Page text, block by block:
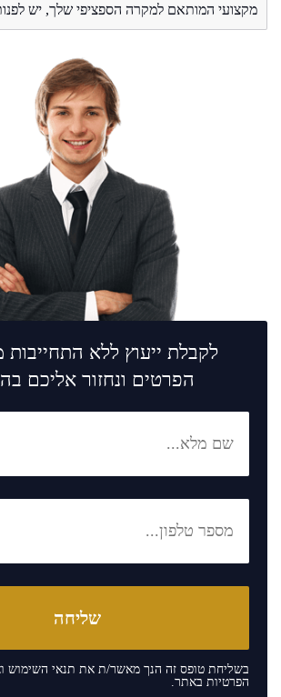
מקצועי המותאם למקרה הספציפי שלך, יש
לקבלת ייעוץ ללא
הפרטים ונחזור אליכם
בשליחת טופס זה הנך מאשר/ת את תנאי השימוש
הפרטיות באתר.